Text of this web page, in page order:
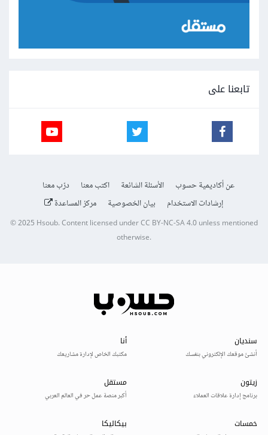
تابعنا على
عن أكاديمية حسوب الأسئلة الشائعة اكتب معنا
درّب معنا
إرشادات الاستخدام
بيان الخصوصية مركز المساعدة
© 2025Hsoub.Content licensed underCC BY-NC-SA 4.0unless mentioned
otherwise.